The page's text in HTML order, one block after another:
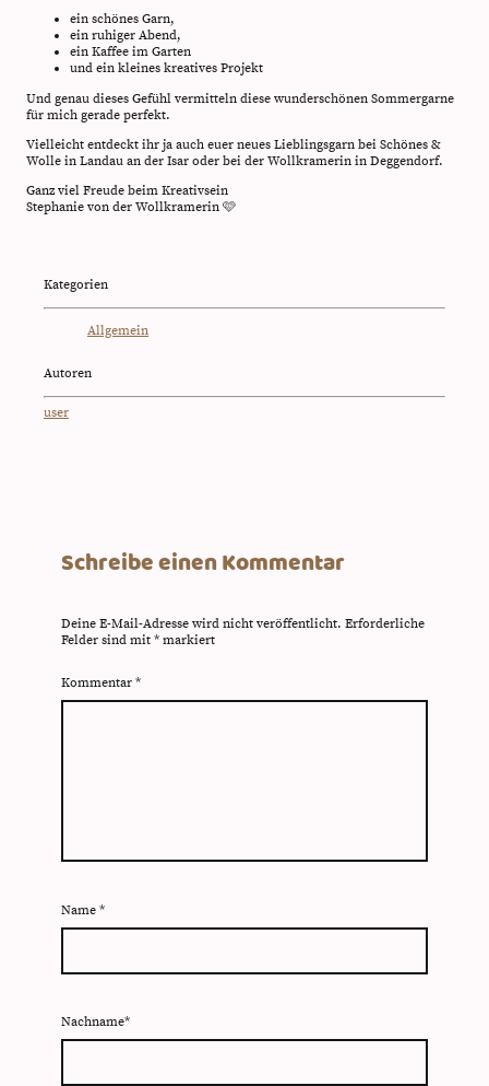
ein schönes Garn,
ein ruhiger Abend,
ein Kaffee im Garten
und ein kleines kreatives Projekt
Und genau dieses Gefühl vermitteln diese wunderschönen Sommergarne
für mich gerade perfekt.
Vielleicht entdeckt ihr ja auch euer neues Lieblingsgarn bei Schönes &
Wolle in Landau an der Isar oder bei der Wollkramerin in Deggendorf.
Ganz viel Freude beim Kreativsein
Stephanie von der Wollkramerin 🩷
Kategorien
Allgemein
Autoren
user
Schreibe einen Kommentar
Deine E-Mail-Adresse wird nicht veröffentlicht. Erforderliche
Felder sind mit * markiert
Kommentar *
Name *
Nachname*